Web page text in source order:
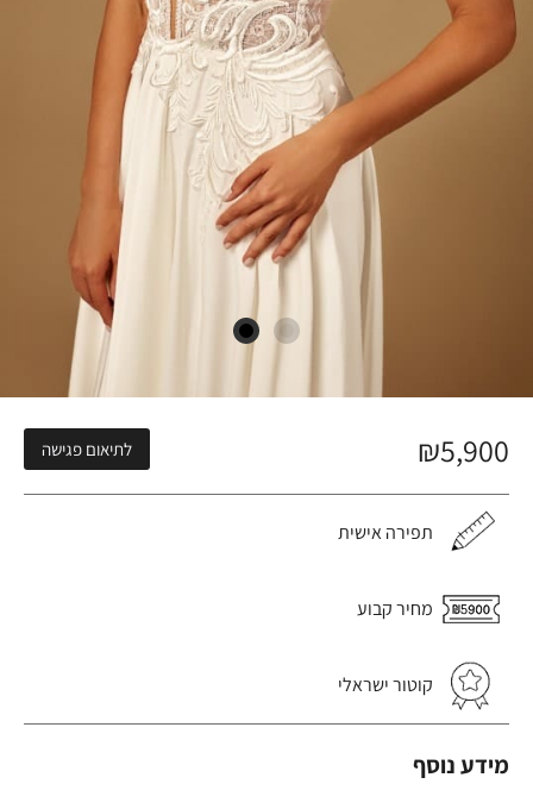
₪5,900 לתיאום פגישה
תפירה אישית
מחיר קבוע
קוטור ישראלי
מידע נוסף